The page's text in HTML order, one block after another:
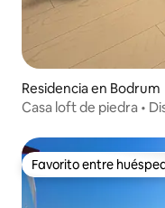
Residencia en Bodrum
Casa loft de piedra •
Favorito entre
Favorito entre